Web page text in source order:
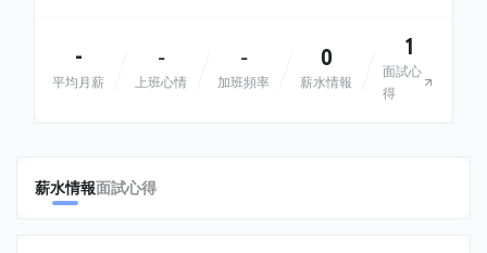
-
平均月薪
-
上班心情
-
加班頻率
0
薪水情報
1
面試心
得
薪水情報面試心得